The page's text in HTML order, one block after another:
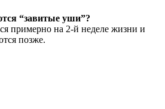
“завитые уши”?
примерно на 2-й неделе жизни и
позже.